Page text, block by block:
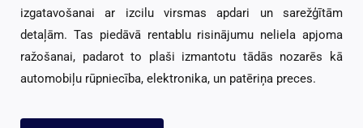
izgatavošanai ar izcilu virsmas apdari un sarežģītām
detaļām. Tas piedāvā rentablu risinājumu neliela apjoma
ražošanai, padarot to plaši izmantotu tādās nozarēs kā
automobiļu rūpniecība, elektronika, un patēriņa preces.